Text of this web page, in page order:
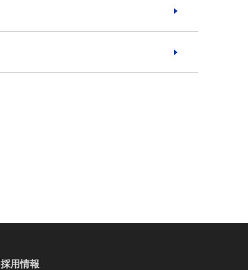
採用情報